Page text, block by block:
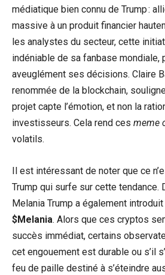
médiatique bien connu de Trump :
massive à un produit financier
les analystes du secteur, cette
indéniable de sa fanbase mondiale,
aveuglément ses décisions. Claire
renommée de la blockchain,
projet capte l’émotion, et non la
investisseurs. Cela rend ces meme
volatils.
Il est intéressant de noter que ce
Trump qui surfe sur cette tendance.
Melania Trump a également
$Melania. Alors que ces cryptos
succès immédiat, certains
cet engouement est durable ou s’il
feu de paille destiné à s’éteindre